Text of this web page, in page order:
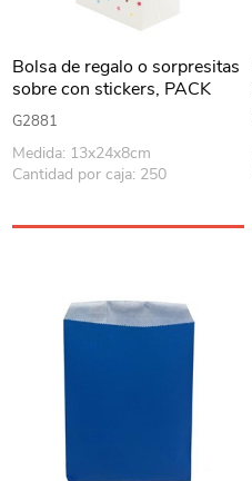
Bolsa de regalo o sorpresitas
sobre con stickers, PACK
x12, en bolsa diseños
unicornios
G2881
Medida: 13x24x8cm
Cantidad por caja: 250